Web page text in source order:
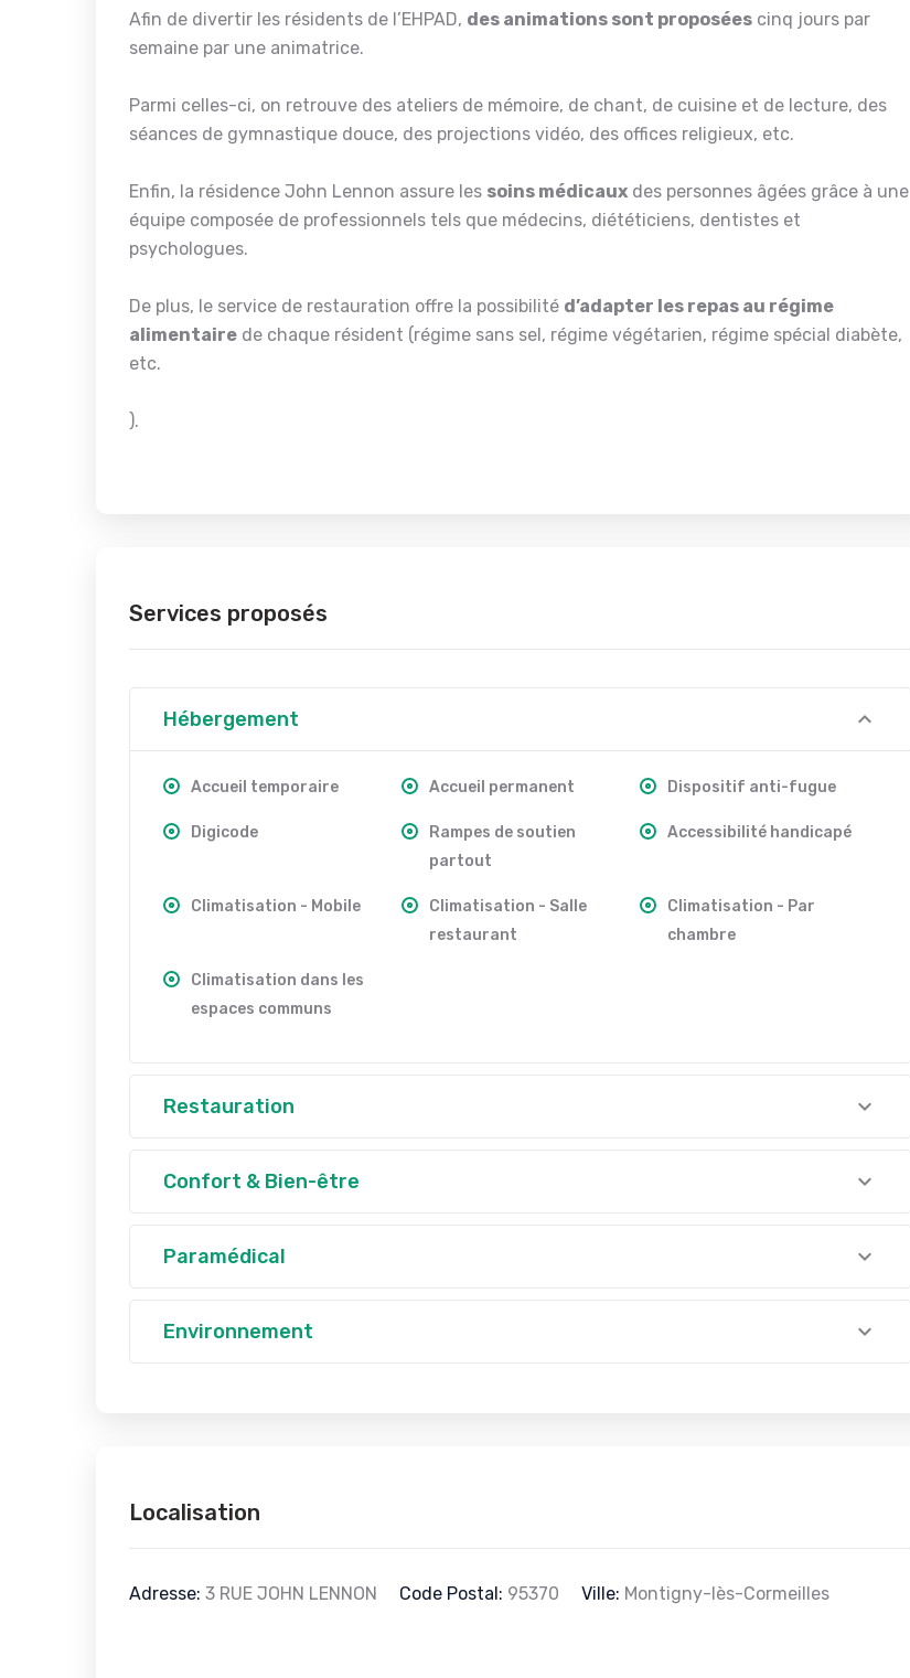
Afin de divertir les résidents de l’EHPAD, des animations sont proposées cinq jours par
semaine par une animatrice.
Parmi celles-ci, on retrouve des ateliers de mémoire, de chant, de cuisine et de lecture, des
séances de gymnastique douce, des projections vidéo, des offices religieux, etc.
Enfin, la résidence John Lennon assure les soins médicaux des personnes âgées grâce à une
équipe composée de professionnels tels que médecins, diététiciens, dentistes et
psychologues.
De plus, le service de restauration offre la possibilité d’adapter les repas au régime
alimentaire de chaque résident (régime sans sel, régime végétarien, régime spécial diabète,
etc.
).
Services proposés
Hébergement
Accueil temporaire Accueil permanent Dispositif anti-fugue
Digicode
Rampes de soutien
partout
Accessibilité handicapé
Climatisation - Mobile
Climatisation - Salle
restaurant
Climatisation - Par
chambre
Climatisation dans les
espaces communs
Restauration
Confort & Bien-être
Paramédical
Environnement
Localisation
Adresse: 3 RUE JOHN LENNON Code Postal: 95370 Ville: Montigny-lès-Cormeilles